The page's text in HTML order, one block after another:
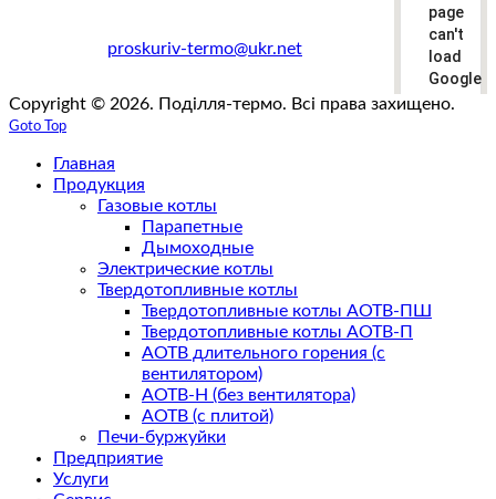
proskuriv-termo@ukr.net
page
can't
load
Google
Maps
Copyright © 2026. Поділля-термо. Всі права захищено.
Goto Top
Главная
Продукция
Газовые котлы
Парапетные
Дымоходные
Электрические котлы
Твердотопливные котлы
Твердотопливные котлы АОТВ-ПШ
Твердотопливные котлы АОТВ-П
АОТВ длительного горения (с
вентилятором)
АОТВ-Н (без вентилятора)
АОТВ (с плитой)
Печи-буржуйки
Предприятие
Услуги